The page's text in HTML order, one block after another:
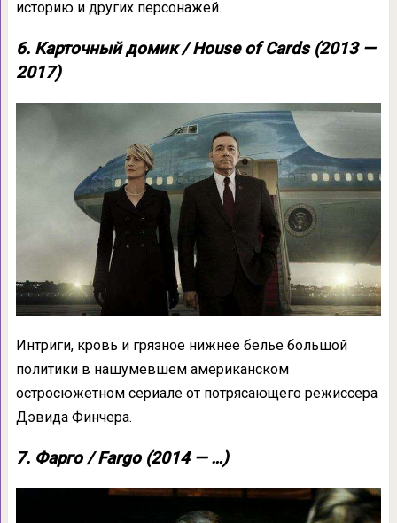
историю и других персонажей.
6. Карточный домик / House of Cards (2013 —
2017)
Интриги, кровь и грязное нижнее белье большой
политики в нашумевшем американском
остросюжетном сериале от потрясающего режиссера
Дэвида Финчера.
7. Фарго / Fargo (2014 — …)